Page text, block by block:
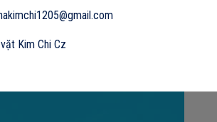
Kim Chi Cz